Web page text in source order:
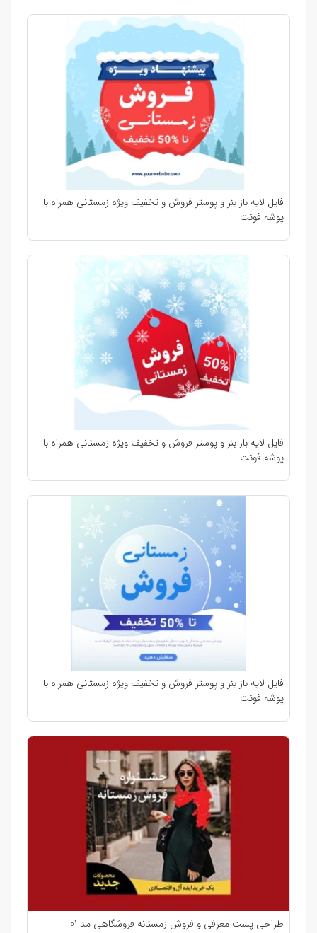
فایل لایه باز بنر و پوستر فروش و تخفیف ویژه زمستانی همراه با
پوشه فونت
فایل لایه باز بنر و پوستر فروش و تخفیف ویژه زمستانی همراه با
پوشه فونت
فایل لایه باز بنر و پوستر فروش و تخفیف ویژه زمستانی همراه با
پوشه فونت
طراحی پست معرفی و فروش زمستانه فروشگاهی مد 01